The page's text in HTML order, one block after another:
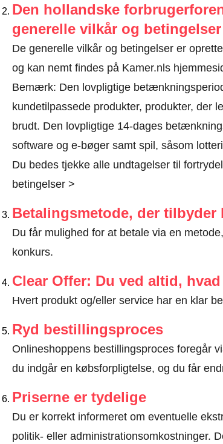
Den hollandske
generelle vilkår og betingelser
De generelle vilkår og betingelser er
og kan nemt findes på Kamer.nls
Bemærk: Den lovpligtige
kundetilpassede produkter, produkter, der
brudt. Den lovpligtige 14-dages
software og e-bøger samt spil, såsom
Du bedes tjekke alle undtagelser til
betingelser >
Betalingsmetode, der tilbyder
Du får mulighed for at betale via en
konkurs.
Clear Offer: Du ved altid,
Hvert produkt og/eller service har en klar
Ryd bestillingsproces
Onlineshoppens bestillingsproces foregår
du indgår en købsforpligtelse, og du får
Priserne er tydelige
Du er korrekt informeret om eventuelle
politik- eller administrationsomkostninger.